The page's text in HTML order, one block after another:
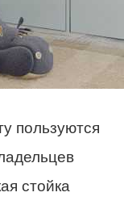
пользуются
стойка